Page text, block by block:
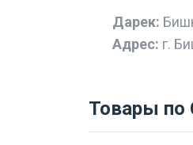
Дарек:
Адрес: г.
Товары по